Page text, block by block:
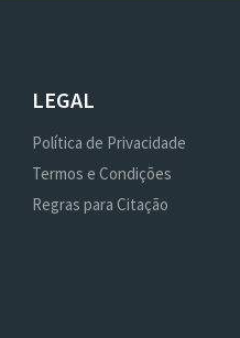
LEGAL
Política de Privacidade
Termos e Condições
Regras para Citação